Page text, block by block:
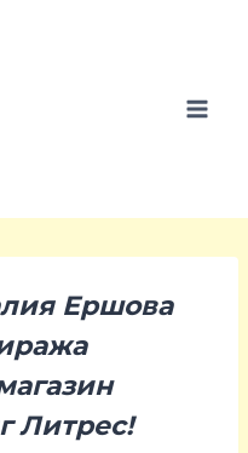
Ершова
Литрес!